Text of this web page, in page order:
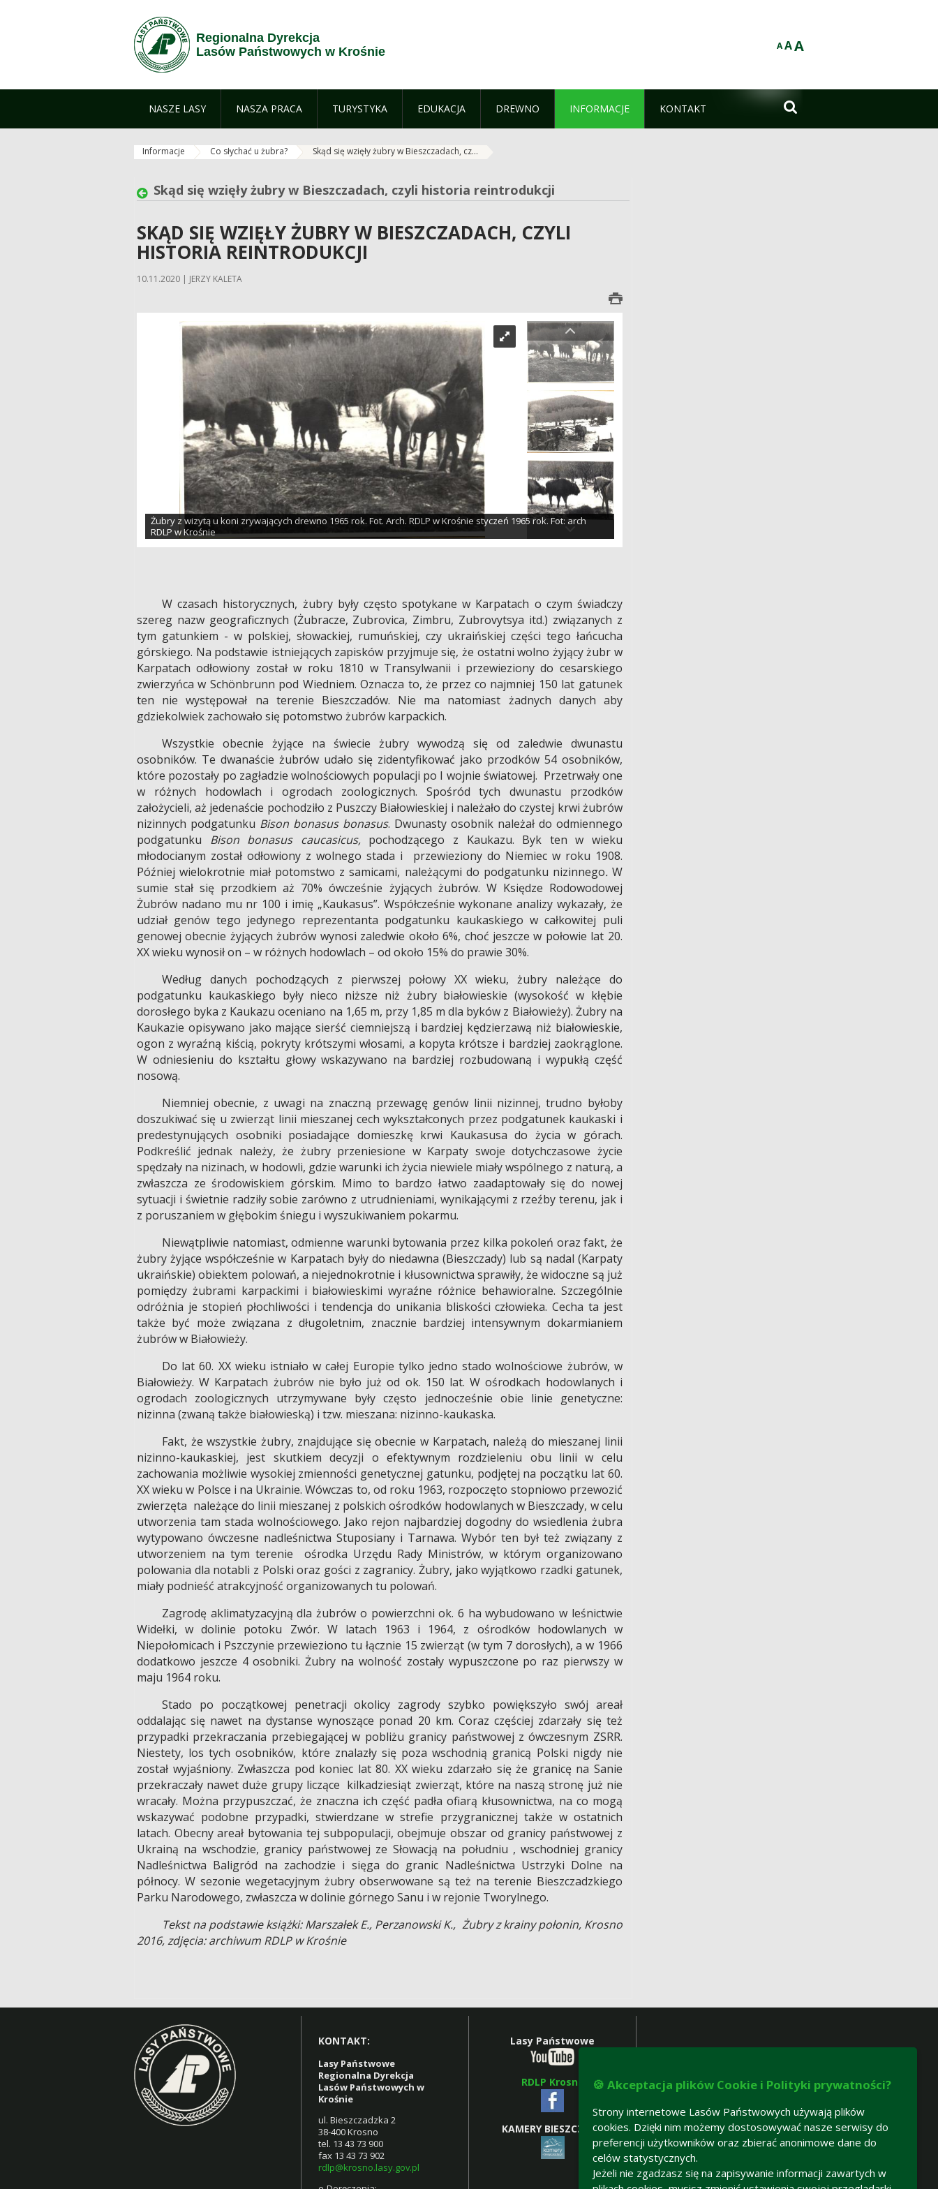
Regionalna Dyrekcja
Lasów Państwowych w Krośnie
AAA
NASZE LASY NASZA PRACA TURYSTYKA EDUKACJA DREWNO INFORMACJE KONTAKT 
Informacje Co słychać u żubra? Skąd się wzięły żubry w Bieszczadach, cz...
Skąd się wzięły żubry w Bieszczadach, czyli historia reintrodukcji
SKĄD SIĘ WZIĘŁY ŻUBRY W BIESZCZADACH, CZYLI
HISTORIA REINTRODUKCJI
10.11.2020 | JERZY KALETA
Żubry z wizytą u koni zrywających drewno 1965 rok. Fot. Arch. RDLP w Krośnie styczeń 1965 rok. Fot: arch
RDLP w Krośnie
W czasach historycznych, żubry były często spotykane w Karpatach o czym świadczy
szereg nazw geograficznych (Żubracze, Zubrovica, Zimbru, Zubrovytsya itd.) związanych z
tym gatunkiem - w polskiej, słowackiej, rumuńskiej, czy ukraińskiej części tego łańcucha
górskiego. Na podstawie istniejących zapisków przyjmuje się, że ostatni wolno żyjący żubr w
Karpatach odłowiony został w roku 1810 w Transylwanii i przewieziony do cesarskiego
zwierzyńca w Schönbrunn pod Wiedniem. Oznacza to, że przez co najmniej 150 lat gatunek
ten nie występował na terenie Bieszczadów. Nie ma natomiast żadnych danych aby
gdziekolwiek zachowało się potomstwo żubrów karpackich.
Wszystkie obecnie żyjące na świecie żubry wywodzą się od zaledwie dwunastu
osobników. Te dwanaście żubrów udało się zidentyfikować jako przodków 54 osobników,
które pozostały po zagładzie wolnościowych populacji po I wojnie światowej. Przetrwały one
w różnych hodowlach i ogrodach zoologicznych. Spośród tych dwunastu przodków
założycieli, aż jedenaście pochodziło z Puszczy Białowieskiej i należało do czystej krwi żubrów
nizinnych podgatunku Bison bonasus bonasus. Dwunasty osobnik należał do odmiennego
podgatunku Bison bonasus caucasicus,pochodzącego z Kaukazu. Byk ten w wieku
młodocianym został odłowiony z wolnego stada i przewieziony do Niemiec w roku 1908.
Później wielokrotnie miał potomstwo z samicami, należącymi do podgatunku nizinnego.W
sumie stał się przodkiem aż 70% ówcześnie żyjących żubrów. W Księdze Rodowodowej
Żubrów nadano mu nr 100 i imię „Kaukasus”. Współcześnie wykonane analizy wykazały, że
udział genów tego jedynego reprezentanta podgatunku kaukaskiego w całkowitej puli
genowej obecnie żyjących żubrów wynosi zaledwie około 6%, choć jeszcze w połowie lat 20.
XX wieku wynosił on – w różnych hodowlach – od około 15% do prawie 30%.
Według danych pochodzących z pierwszej połowy XX wieku, żubry należące do
podgatunku kaukaskiego były nieco niższe niż żubry białowieskie (wysokość w kłębie
dorosłego byka z Kaukazu oceniano na 1,65 m, przy 1,85 m dla byków z Białowieży). Żubry na
Kaukazie opisywano jako mające sierść ciemniejszą i bardziej kędzierzawą niż białowieskie,
ogon z wyraźną kiścią, pokryty krótszymi włosami, a kopyta krótsze i bardziej zaokrąglone.
W odniesieniu do kształtu głowy wskazywano na bardziej rozbudowaną i wypukłą część
nosową.
Niemniej obecnie, z uwagi na znaczną przewagę genów linii nizinnej, trudno byłoby
doszukiwać się u zwierząt linii mieszanej cech wykształconych przez podgatunek kaukaski i
predestynujących osobniki posiadające domieszkę krwi Kaukasusa do życia w górach.
Podkreślić jednak należy, że żubry przeniesione w Karpaty swoje dotychczasowe życie
spędzały na nizinach, w hodowli, gdzie warunki ich życia niewiele miały wspólnego z naturą, a
zwłaszcza ze środowiskiem górskim. Mimo to bardzo łatwo zaadaptowały się do nowej
sytuacji i świetnie radziły sobie zarówno z utrudnieniami, wynikającymi z rzeźby terenu, jak i
z poruszaniem w głębokim śniegu i wyszukiwaniem pokarmu.
Niewątpliwie natomiast, odmienne warunki bytowania przez kilka pokoleń oraz fakt, że
żubry żyjące współcześnie w Karpatach były do niedawna (Bieszczady) lub są nadal (Karpaty
ukraińskie) obiektem polowań, a niejednokrotnie i kłusownictwa sprawiły, że widoczne są już
pomiędzy żubrami karpackimi i białowieskimi wyraźne różnice behawioralne. Szczególnie
odróżnia je stopień płochliwości i tendencja do unikania bliskości człowieka. Cecha ta jest
także być może związana z długoletnim, znacznie bardziej intensywnym dokarmianiem
żubrów w Białowieży.
Do lat 60. XX wieku istniało w całej Europie tylko jedno stado wolnościowe żubrów, w
Białowieży. W Karpatach żubrów nie było już od ok. 150 lat. W ośrodkach hodowlanych i
ogrodach zoologicznych utrzymywane były często jednocześnie obie linie genetyczne:
nizinna (zwaną także białowieską) i tzw. mieszana: nizinno-kaukaska.
Fakt, że wszystkie żubry, znajdujące się obecnie w Karpatach, należą do mieszanej linii
nizinno-kaukaskiej, jest skutkiem decyzji o efektywnym rozdzieleniu obu linii w celu
zachowania możliwie wysokiej zmienności genetycznej gatunku, podjętej na początku lat 60.
XX wieku w Polsce i na Ukrainie. Wówczas to, od roku 1963, rozpoczęto stopniowo przewozić
zwierzęta należące do linii mieszanej z polskich ośrodków hodowlanych w Bieszczady, w celu
utworzenia tam stada wolnościowego. Jako rejon najbardziej dogodny do wsiedlenia żubra
wytypowano ówczesne nadleśnictwa Stuposiany i Tarnawa. Wybór ten był też związany z
utworzeniem na tym terenie ośrodka Urzędu Rady Ministrów, w którym organizowano
polowania dla notabli z Polski oraz gości z zagranicy. Żubry, jako wyjątkowo rzadki gatunek,
miały podnieść atrakcyjność organizowanych tu polowań.
Zagrodę aklimatyzacyjną dla żubrów o powierzchni ok. 6 ha wybudowano w leśnictwie
Widełki, w dolinie potoku Zwór. W latach 1963 i 1964, z ośrodków hodowlanych w
Niepołomicach i Pszczynie przewieziono tu łącznie 15 zwierząt (w tym 7 dorosłych), a w 1966
dodatkowo jeszcze 4 osobniki. Żubry na wolność zostały wypuszczone po raz pierwszy w
maju 1964 roku.
Stado po początkowej penetracji okolicy zagrody szybko powiększyło swój areał
oddalając się nawet na dystanse wynoszące ponad 20 km. Coraz częściej zdarzały się też
przypadki przekraczania przebiegającej w pobliżu granicy państwowej z ówczesnym ZSRR.
Niestety, los tych osobników, które znalazły się poza wschodnią granicą Polski nigdy nie
został wyjaśniony. Zwłaszcza pod koniec lat 80. XX wieku zdarzało się że granicę na Sanie
przekraczały nawet duże grupy liczące kilkadziesiąt zwierząt, które na naszą stronę już nie
wracały. Można przypuszczać, że znaczna ich część padła ofiarą kłusownictwa, na co mogą
wskazywać podobne przypadki, stwierdzane w strefie przygranicznej także w ostatnich
latach. Obecny areał bytowania tej subpopulacji, obejmuje obszar od granicy państwowej z
Ukrainą na wschodzie, granicy państwowej ze Słowacją na południu , wschodniej granicy
Nadleśnictwa Baligród na zachodzie i sięga do granic Nadleśnictwa Ustrzyki Dolne na
północy. W sezonie wegetacyjnym żubry obserwowane są też na terenie Bieszczadzkiego
Parku Narodowego, zwłaszcza w dolinie górnego Sanu i w rejonie Tworylnego.
Tekst na podstawie książki: Marszałek E., Perzanowski K., Żubry z krainy połonin, Krosno
2016, zdjęcia: archiwum RDLP w Krośnie
KONTAKT:
Lasy Państwowe
Regionalna Dyrekcja
Lasów Państwowych w
Krośnie
ul. Bieszczadzka 2
38-400 Krosno
tel. 13 43 73 900
fax 13 43 73 902
rdlp@krosno.lasy.gov.pl
Lasy Państwowe
RDLP Krosno
KAMERY BIESZCZADY
🍪 Akceptacja plików Cookie i Polityki prywatności?
Strony internetowe Lasów Państwowych używają plików
cookies. Dzięki nim możemy dostosowywać nasze serwisy do
preferencji użytkowników oraz zbierać anonimowe dane do
celów statystycznych.
Jeżeli nie zgadzasz się na zapisywanie informacji zawartych w